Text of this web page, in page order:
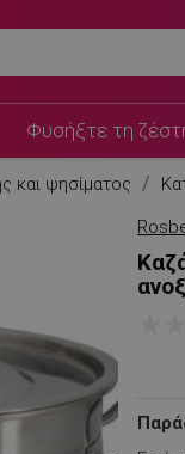
Φυσήξτε τη
και ψησίματος